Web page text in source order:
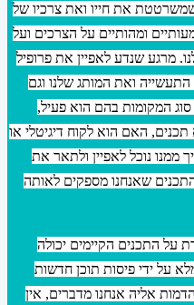
שמשרטטת את חייו ואת צרכיו של
ומהותיים על הצרכים ועל
מרגע שנדע לאפיין את פרופיל
ואת המותג שלנו וגם
המקומות בהם הוא פעיל,
האם הוא לקוח דיגיטלי או
ממנו נוכל לאפיין ולתאר את
שאנחנו מספקים לאותה
על התכנים הקיימים יכולה
על ידי פיסות תוכן חדשות
אליה אנחנו מדברים, אין